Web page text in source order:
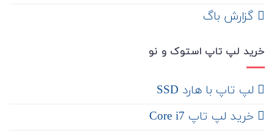
‌ گزارش باگ
خرید لپ تاپ استوک و نو
لپ تاپ با هارد SSD
خرید لپ تاپ Core i7